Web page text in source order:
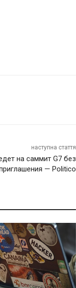
наступна стаття
на саммит G7 без
— Politico